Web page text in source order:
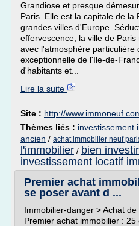
Grandiose et presque
Paris. Elle est la capitale de
grandes villes d'Europe.
effervescence, la ville de
avec l'atmosphère particulière
exceptionnelle de l'Ile-de-
d'habitants et...
Lire la suite
Site : http://
Thèmes liés : investissement
ancien / achat immobilier neuf
l'immobilier / bien
investissement locatif
Premier achat
se poser avant d ...
Immobilier-danger > Achat
Premier achat immobilier :